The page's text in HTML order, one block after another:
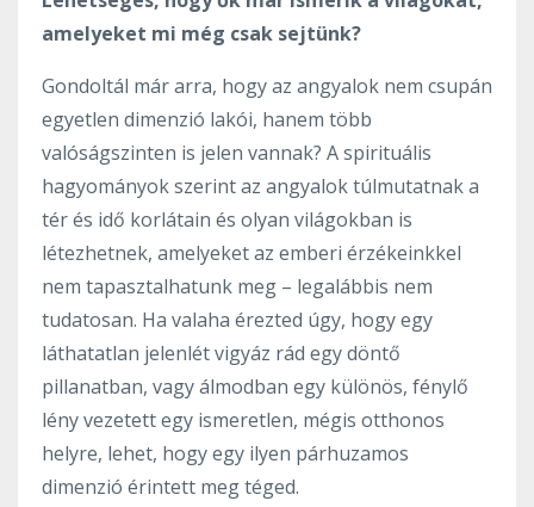
amelyeket mi még csak sejtünk?
Gondoltál már arra, hogy az angyalok nem csupán
egyetlen dimenzió lakói, hanem több
valóságszinten is jelen vannak? A spirituális
hagyományok szerint az angyalok túlmutatnak a
tér és idő korlátain és olyan világokban is
létezhetnek, amelyeket az emberi érzékeinkkel
nem tapasztalhatunk meg – legalábbis nem
tudatosan. Ha valaha érezted úgy, hogy egy
láthatatlan jelenlét vigyáz rád egy döntő
pillanatban, vagy álmodban egy különös, fénylő
lény vezetett egy ismeretlen, mégis otthonos
helyre, lehet, hogy egy ilyen párhuzamos
dimenzió érintett meg téged.